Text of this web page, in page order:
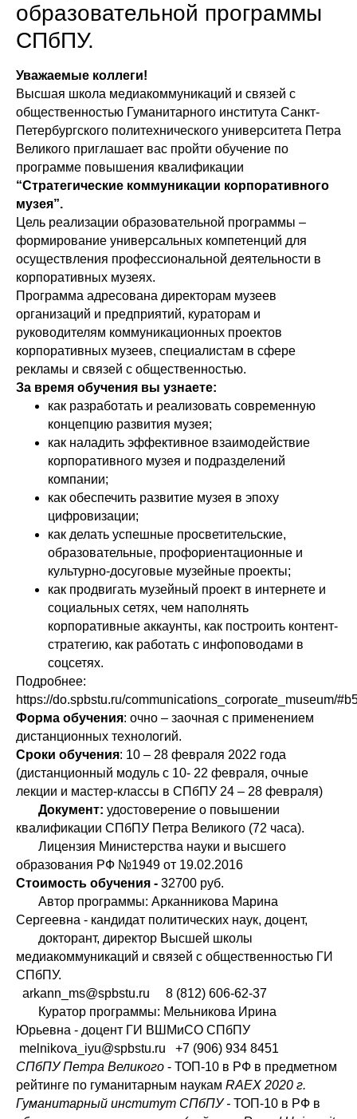
образовательной программы
СПбПУ.
Уважаемые коллеги!
Высшая школа медиакоммуникаций и связей с
общественностью Гуманитарного института Санкт-
Петербургского политехнического университета Петра
Великого приглашает вас пройти обучение по
программе повышения квалификации
“Стратегические коммуникации корпоративного
музея”.
Цель реализации образовательной программы –
формирование универсальных компетенций для
осуществления профессиональной деятельности в
корпоративных музеях.
Программа адресована директорам музеев
организаций и предприятий, кураторам и
руководителям коммуникационных проектов
корпоративных музеев, специалистам в сфере
рекламы и связей с общественностью.
За время обучения вы узнаете:
как разработать и реализовать современную
концепцию развития музея;
как наладить эффективное взаимодействие
корпоративного музея и подразделений
компании;
как обеспечить развитие музея в эпоху
цифровизации;
как делать успешные просветительские,
образовательные, профориентационные и
культурно-досуговые музейные проекты;
как продвигать музейный проект в интернете и
социальных сетях, чем наполнять
корпоративные аккаунты, как построить контент-
стратегию, как работать с инфоповодами в
соцсетях.
Подробнее:
https://do.spbstu.ru/communications_corporate_museum/
Форма обучения: очно – заочная с применением
дистанционных технологий.
Сроки обучения: 10 – 28 февраля 2022 года
(дистанционный модуль с 10- 22 февраля, очные
лекции и мастер-классы в СПбПУ 24 – 28 февраля)
Документ: удостоверение о повышении
квалификации СПбПУ Петра Великого (72 часа).
Лицензия Министерства науки и высшего
образования РФ №1949 от 19.02.2016
Стоимость обучения - 32700 руб.
Автор программы: Арканникова Марина
Сергеевна - кандидат политических наук, доцент,
докторант, директор Высшей школы
медиакоммуникаций и связей с общественностью ГИ
СПбПУ.
arkann_ms@spbstu.ru 8 (812) 606-62-37
Куратор программы: Мельникова Ирина
Юрьевна - доцент ГИ ВШМиСО СПбПУ
melnikova_iyu@spbstu.ru +7 (906) 934 8451
СПбПУ Петра Великого - ТОП-10 в РФ в предметном
рейтинге по гуманитарным наукам RAEX 2020 г.
Гуманитарный институт СПбПУ - ТОП-10 в РФ в